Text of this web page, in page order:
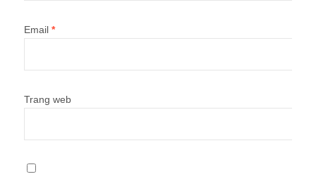
Email *
Trang web